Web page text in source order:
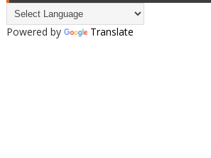
Powered by Translate